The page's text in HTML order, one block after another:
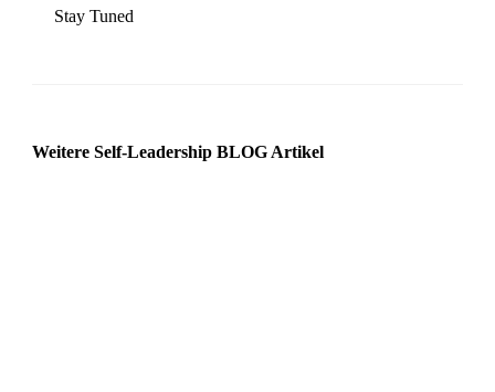
Stay Tuned
Weitere Self-Leadership BLOG Artikel